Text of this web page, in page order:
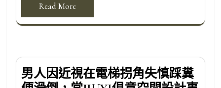
Read More
男人因近視在電梯拐角失慎踩糞